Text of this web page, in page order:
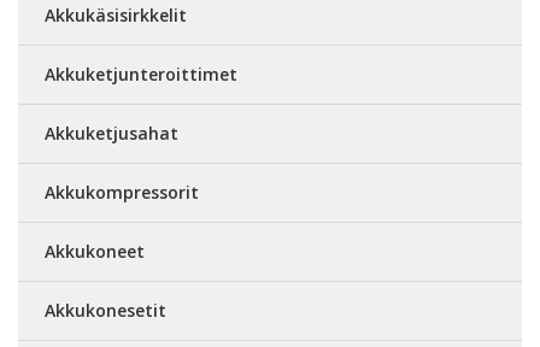
Akkukäsisirkkelit
Akkuketjunteroittimet
Akkuketjusahat
Akkukompressorit
Akkukoneet
Akkukonesetit